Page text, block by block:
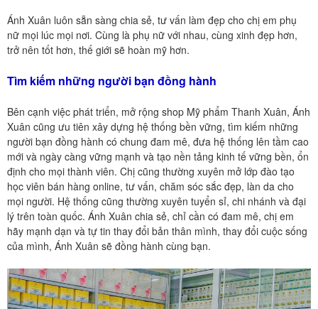
Ánh Xuân luôn sẵn sàng chia sẻ, tư vấn làm đẹp cho chị em phụ
nữ mọi lúc mọi nơi. Cùng là phụ nữ với nhau, cùng xinh đẹp hơn,
trở nên tốt hơn, thế giới sẽ hoàn mỹ hơn.
Tìm kiếm những người bạn đồng hành
Bên cạnh việc phát triển, mở rộng shop Mỹ phẩm Thanh Xuân, Ánh
Xuân cũng ưu tiên xây dựng hệ thống bền vững, tìm kiếm những
người bạn đồng hành có chung đam mê, đưa hệ thống lên tầm cao
mới và ngày càng vững mạnh và tạo nền tảng kinh tế vững bền, ổn
định cho mọi thành viên. Chị cũng thường xuyên mở lớp đào tạo
học viên bán hàng online, tư vấn, chăm sóc sắc đẹp, làn da cho
mọi người. Hệ thống cũng thường xuyên tuyển sỉ, chi nhánh và đại
lý trên toàn quốc. Ánh Xuân chia sẻ, chỉ cần có đam mê, chị em
hãy mạnh dạn và tự tin thay đổi bản thân mình, thay đổi cuộc sống
của mình, Ánh Xuân sẽ đồng hành cùng bạn.